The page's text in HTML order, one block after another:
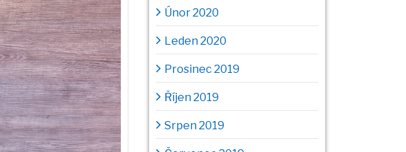
Únor 2020
Leden 2020
Prosinec 2019
Říjen 2019
Srpen 2019